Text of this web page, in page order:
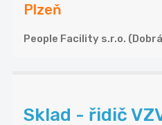
Plzeň
People Facility s.r.o.
Sklad - řidič